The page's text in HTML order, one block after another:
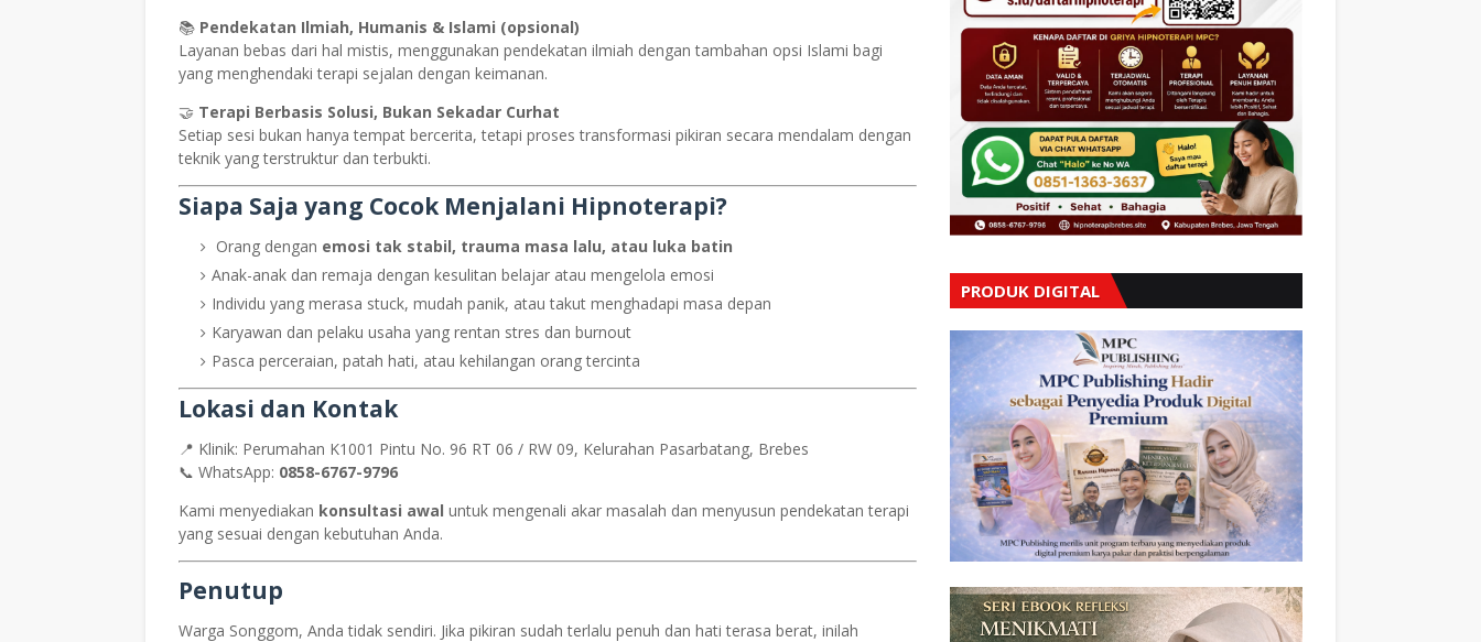
📚 Pendekatan Ilmiah, Humanis & Islami (opsional)
Layanan bebas dari hal mistis, menggunakan pendekatan ilmiah dengan tambahan opsi Islami bagi
yang menghendaki terapi sejalan dengan keimanan.
🤝 Terapi Berbasis Solusi, Bukan Sekadar Curhat
Setiap sesi bukan hanya tempat bercerita, tetapi proses transformasi pikiran secara mendalam dengan
teknik yang terstruktur dan terbukti.
Siapa Saja yang Cocok Menjalani Hipnoterapi?
Orang dengan emosi tak stabil, trauma masa lalu, atau luka batin
Anak-anak dan remaja dengan kesulitan belajar atau mengelola emosi
Individu yang merasa stuck, mudah panik, atau takut menghadapi masa depan
Karyawan dan pelaku usaha yang rentan stres dan burnout
Pasca perceraian, patah hati, atau kehilangan orang tercinta
Lokasi dan Kontak
📍 Klinik: Perumahan K1001 Pintu No. 96 RT 06 / RW 09, Kelurahan Pasarbatang, Brebes
📞 WhatsApp: 0858-6767-9796
Kami menyediakan konsultasi awal untuk mengenali akar masalah dan menyusun pendekatan terapi
yang sesuai dengan kebutuhan Anda.
Penutup
Warga Songgom, Anda tidak sendiri. Jika pikiran sudah terlalu penuh dan hati terasa berat, inilah
PRODUK DIGITAL